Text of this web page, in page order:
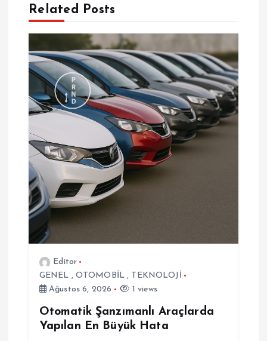
g
z
n
m
e
s
Related Posts
Editor
GENEL , OTOMOBİL , TEKNOLOJİ
Ağustos 6, 2026
1 views
Otomatik Şanzımanlı Araçlarda
Yapılan En Büyük Hata